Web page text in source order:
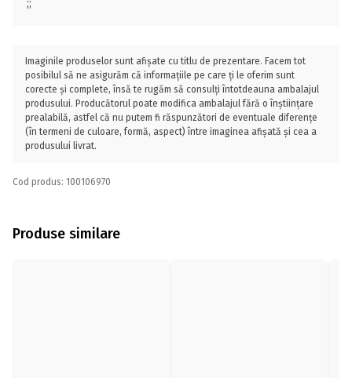
;;
Imaginile produselor sunt afișate cu titlu de prezentare. Facem tot
posibilul să ne asigurăm că informațiile pe care ți le oferim sunt
corecte și complete, însă te rugăm să consulți întotdeauna ambalajul
produsului. Producătorul poate modifica ambalajul fără o înștiințare
prealabilă, astfel că nu putem fi răspunzători de eventuale diferențe
(în termeni de culoare, formă, aspect) între imaginea afișată și cea a
produsului livrat.
Cod produs: 100106970
Produse similare